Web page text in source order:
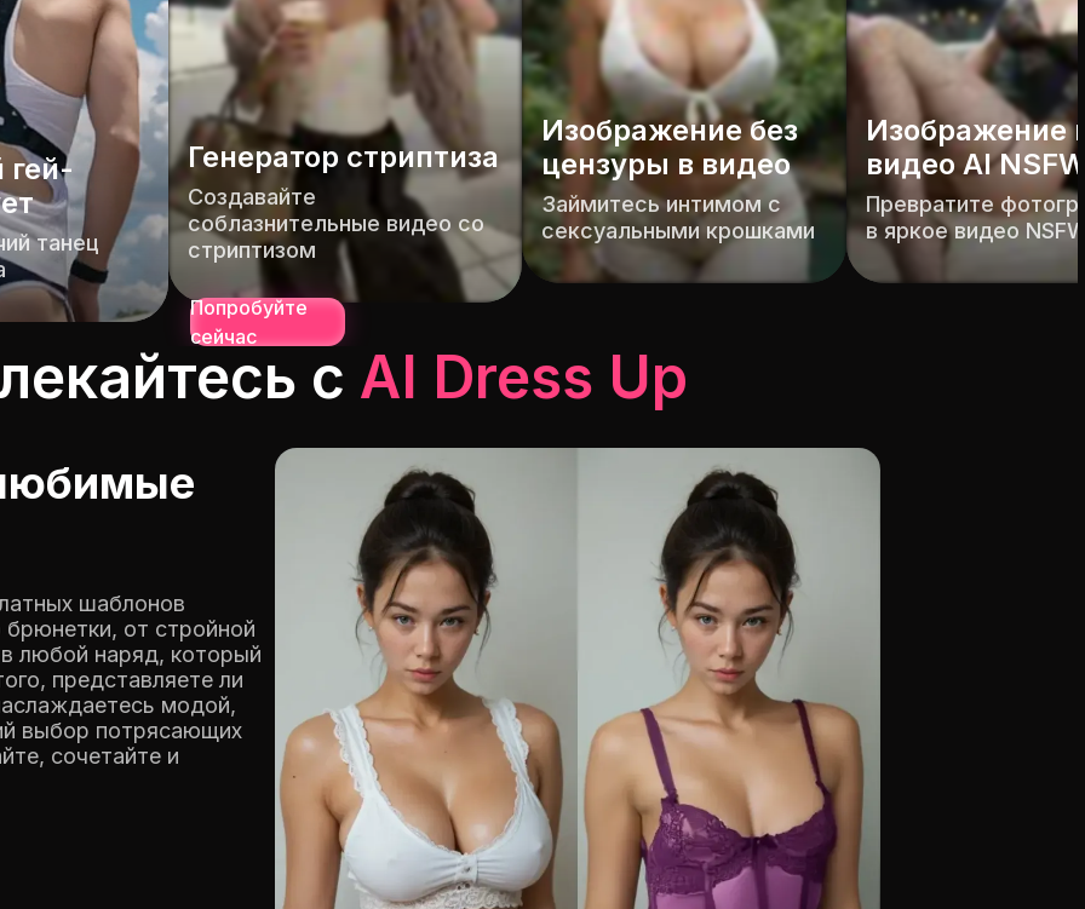
Изображение без
цензуры в видео
Займитесь интимом с
сексуальными крошками
Изображение в
видео AI NSFW
Превратите фотографию
в яркое видео NSFW
Раздеть ИИ
Разденьте кого
считанные секунды
Попробуйте
сейчас
с AI Dress Up
шаблонов
от стройной
любой наряд, который
представляете ли
модой,
выбор потрясающих
сочетайте и